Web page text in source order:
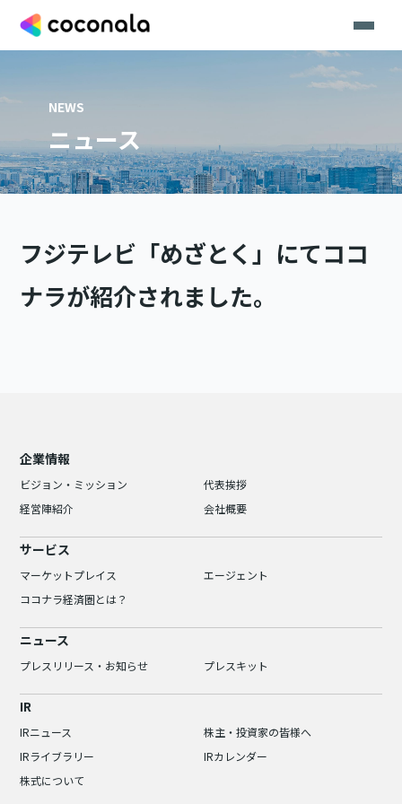
NEWS
ニュース
フジテレビ「めざとく」にてココ
ナラが紹介されました。
企業情報
ビジョン・ミッション
代表挨拶
経営陣紹介
会社概要
サービス
マーケットプレイス
エージェント
ココナラ経済圏とは？
ニュース
プレスリリース・お知らせ プレスキット
IR
IRニュース
株主・投資家の皆様へ
IRライブラリー
IRカレンダー
株式について